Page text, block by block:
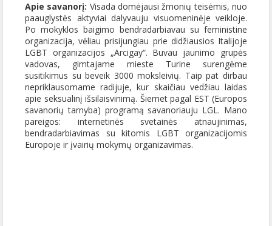
Apie savanorį: Visada domėjausi žmonių teisėmis, nuo
paauglystės aktyviai dalyvauju visuomeninėje veikloje.
Po mokyklos baigimo bendradarbiavau su feministine
organizacija, vėliau prisijungiau prie didžiausios Italijoje
LGBT organizacijos „Arcigay“. Buvau jaunimo grupės
vadovas, gimtajame mieste Turine surengėme
susitikimus su beveik 3000 moksleivių. Taip pat dirbau
nepriklausomame radijuje, kur skaičiau vedžiau laidas
apie seksualinį išsilaisvinimą. Šiemet pagal EST (Europos
savanorių tarnyba) programą savanoriauju LGL. Mano
pareigos: internetinės svetainės atnaujinimas,
bendradarbiavimas su kitomis LGBT organizacijomis
Europoje ir įvairių mokymų organizavimas.